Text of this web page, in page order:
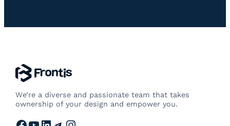
We’re a diverse and passionate team that takes
ownership of your design and empower you.